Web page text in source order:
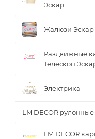
Эскар
Жалюзи Эскар
Раздвижные
Телескоп
Электрика
LM DECOR
LM DECOR